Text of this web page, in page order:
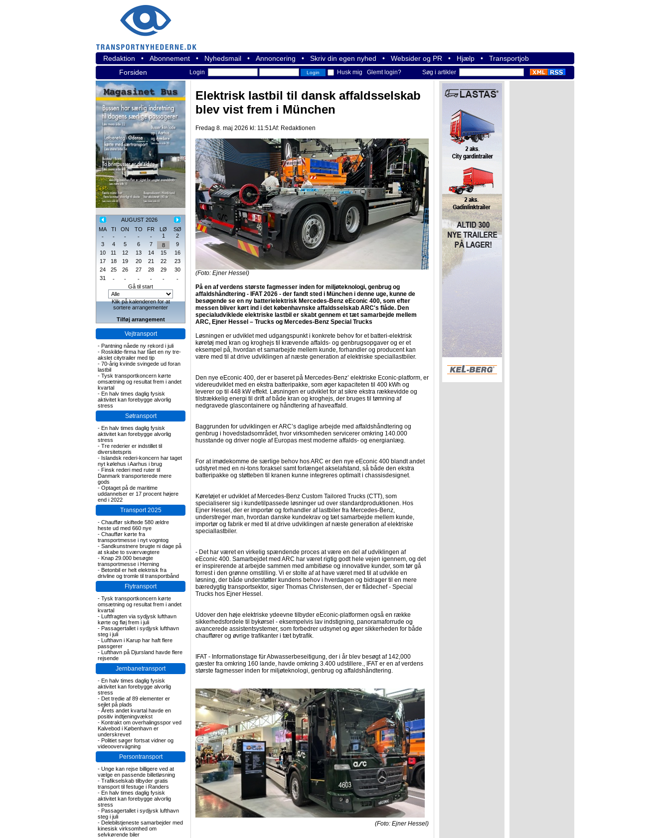
Redaktion • Abonnement • Nyhedsmail • Annoncering • Skriv din egen nyhed • Websider og PR • Hjælp • Transportjob
Forsiden
Login Husk mig Glemt login? Søg i artikler
AUGUST 2026
MA
TI ON TO FR LØ
SØ
-
- - - - 1
2
3
4 5 6 7 8
9
10
11 12 13 14 15
16
17
18 19 20 21 22
23
24
25 26 27 28 29
30
31
- - - - -
-
Gå til start
Klik på kalenderen for at
sortere arrangementer
Tilføj arrangement
Vejtransport
- Pantning nåede ny rekord i juli
- Roskilde-firma har fået en ny tre-
akslet citytrailer med tip
- 70-årig kvinde svingede ud foran
lastbil
- Tysk transportkoncern kørte
omsætning og resultat frem i andet
kvartal
- En halv times daglig fysisk
aktivitet kan forebygge alvorlig
stress
Søtransport
- En halv times daglig fysisk
aktivitet kan forebygge alvorlig
stress
- Tre rederier er indstillet til
diversitetspris
- Islandsk rederi-koncern har taget
nyt kølehus i Aarhus i brug
- Finsk rederi med ruter til
Danmark transporterede mere
gods
- Optaget på de maritime
uddannelser er 17 procent højere
end i 2022
Transport 2025
- Chauffør skiftede 580 ældre
heste ud med 660 nye
- Chauffør kørte fra
transportmesse i nyt vogntog
- Sandkunstnere brugte ni dage på
at skabe to sværvægtere
- Knap 29.000 besøgte
transportmesse i Herning
- Betonbil er helt elektrisk fra
drivline og tromle til transportbånd
Flytransport
- Tysk transportkoncern kørte
omsætning og resultat frem i andet
kvartal
- Luftfragten via sydjysk lufthavn
kørte og fløj frem i juli
- Passagertallet i sydjysk lufthavn
steg i juli
- Lufthavn i Karup har haft flere
passgerer
- Lufthavn på Djursland havde flere
rejsende
Jernbanetransport
- En halv times daglig fysisk
aktivitet kan forebygge alvorlig
stress
- Det tredie af 89 elementer er
sejlet på plads
- Årets andet kvartal havde en
positiv indtjeningvækst
- Kontrakt om overhalingsspor ved
Kalvebod i København er
underskrevet
- Politiet søger fortsat vidner og
videoovervågning
Persontransport
- Unge kan rejse billigere ved at
vælge en passende billetløsning
- Trafikselskab tilbyder gratis
transport til festuge i Randers
- En halv times daglig fysisk
aktivitet kan forebygge alvorlig
stress
- Passagertallet i sydjysk lufthavn
steg i juli
- Delebilstjeneste samarbejder med
kinesisk virksomhed om
selvkørende biler
Elektrisk lastbil til dansk affaldsselskab
blev vist frem i München
Fredag 8. maj 2026 kl: 11:51Af: Redaktionen
(Foto: Ejner Hessel)
På en af verdens største fagmesser inden for miljøteknologi, genbrug og
affaldshåndtering - IFAT 2026 - der fandt sted i München i denne uge, kunne de
besøgende se en ny batterielektrisk Mercedes-Benz eEconic 400, som efter
messen bliver kørt ind i det københavnske affaldsselskab ARC's flåde. Den
specialudviklede elektriske lastbil er skabt gennem et tæt samarbejde mellem
ARC, Ejner Hessel – Trucks og Mercedes-Benz Special Trucks
Løsningen er udviklet med udgangspunkt i konkrete behov for et batteri-elektrisk
køretøj med kran og kroghejs til krævende affalds- og genbrugsopgaver og er et
eksempel på, hvordan et samarbejde mellem kunde, forhandler og producent kan
være med til at drive udviklingen af næste generation af elektriske speciallastbiler.
Den nye eEconic 400, der er baseret på Mercedes-Benz’ elektriske Econic-platform, er
videreudviklet med en ekstra batteripakke, som øger kapaciteten til 400 kWh og
leverer op til 448 kW effekt. Løsningen er udviklet for at sikre ekstra rækkevidde og
tilstrækkelig energi til drift af både kran og kroghejs, der bruges til tømning af
nedgravede glascontainere og håndtering af haveaffald.
Baggrunden for udviklingen er ARC’s daglige arbejde med affaldshåndtering og
genbrug i hovedstadsområdet, hvor virksomheden servicerer omkring 140.000
husstande og driver nogle af Europas mest moderne affalds- og energianlæg.
For at imødekomme de særlige behov hos ARC er den nye eEconic 400 blandt andet
udstyret med en ni-tons foraksel samt forlænget akselafstand, så både den ekstra
batteripakke og støtteben til kranen kunne integreres optimalt i chassisdesignet.
Køretøjet er udviklet af Mercedes-Benz Custom Tailored Trucks (CTT), som
specialiserer sig i kundetilpassede løsninger ud over standardproduktionen. Hos
Ejner Hessel, der er importør og forhandler af lastbiler fra Mercedes-Benz,
understreger man, hvordan danske kundekrav og tæt samarbejde mellem kunde,
importør og fabrik er med til at drive udviklingen af næste generation af elektriske
speciallastbiler.
- Det har været en virkelig spændende proces at være en del af udviklingen af
eEconic 400. Samarbejdet med ARC har været rigtig godt hele vejen igennem, og det
er inspirerende at arbejde sammen med ambitiøse og innovative kunder, som tør gå
forrest i den grønne omstilling. Vi er stolte af at have været med til at udvikle en
løsning, der både understøtter kundens behov i hverdagen og bidrager til en mere
bæredygtig transportsektor, siger Thomas Christensen, der er flådechef - Special
Trucks hos Ejner Hessel.
Udover den høje elektriske ydeevne tilbyder eEconic-platformen også en række
sikkerhedsfordele til bykørsel - eksempelvis lav indstigning, panoramaforrude og
avancerede assistentsystemer, som forbedrer udsynet og øger sikkerheden for både
chauffører og øvrige trafikanter i tæt bytrafik.
IFAT - Informationstage für Abwasserbeseitigung, der i år blev besøgt af 142,000
gæster fra omkring 160 lande, havde omkring 3.400 udstillere., IFAT er en af verdens
største fagmesser inden for miljøteknologi, genbrug og affaldshåndtering.
(Foto: Ejner Hessel)